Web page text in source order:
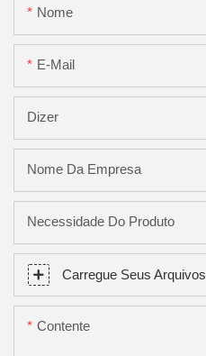
Nome
E-Mail
Dizer
Nome Da Empresa
Necessidade Do Produto
Carregue Seus Arquivos
Contente